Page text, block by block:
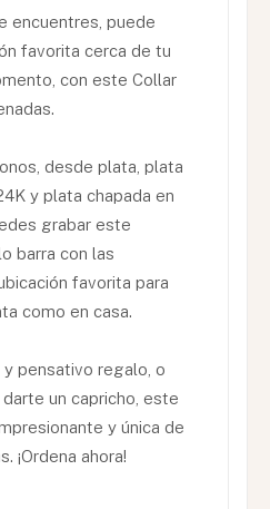
encuentres, puede
favorita cerca de tu
con este Collar
desde plata, plata
y plata chapada en
grabar este
barra con las
favorita para
como en casa.
y pensativo regalo, o
un capricho, este
y única de
¡Ordena ahora!